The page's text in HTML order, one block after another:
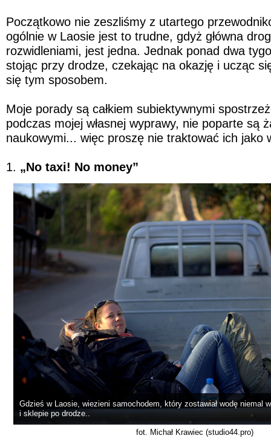
Początkowo nie zeszliśmy z utartego
ogólnie w Laosie jest to trudne, gdyż główna
rozwidleniami, jest jedna. Jednak ponad dwa
stojąc przy drodze, czekając na okazję i ucząc
się tym sposobem.
Moje porady są całkiem subiektywnymi
podczas mojej własnej wyprawy, nie poparte są
naukowymi... więc proszę nie traktować ich jako
1. „No taxi! No money”
Gdzieś w Laosie, wiezieni samochodem, który zostawiał wodę niemal
i sklepie po drodze..
fot. Michał Krawiec (studio44.pro)